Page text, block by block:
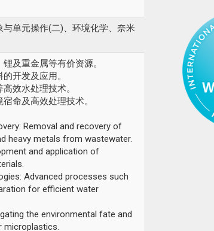
与单元操作(二)、环境化学、奈米
锂及重金属等有价资源。
开发及应用。
效水处理技术。
命及高效处理技术。
Removal and recovery of
heavy metals from wastewater.
and application of
Advanced processes such
for efficient water
the environmental fate and
microplastics.